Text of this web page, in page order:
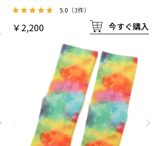
5.0 （3件）
￥2,200 今すぐ購入